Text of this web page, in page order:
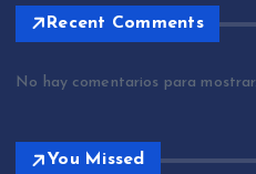
Recent Comments
No hay comentarios para mostrar.
You Missed